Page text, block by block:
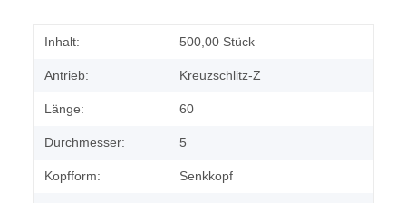
Produkteigenschaft
Wert
Inhalt: 500,00 Stück
Antrieb: Kreuzschlitz-Z
Länge: 60
Durchmesser: 5
Kopfform: Senkkopf